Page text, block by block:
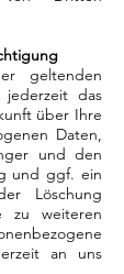
geltenden
jederzeit das
über Ihre
Daten,
und den
und ggf. ein
Löschung
zu weiteren
an uns